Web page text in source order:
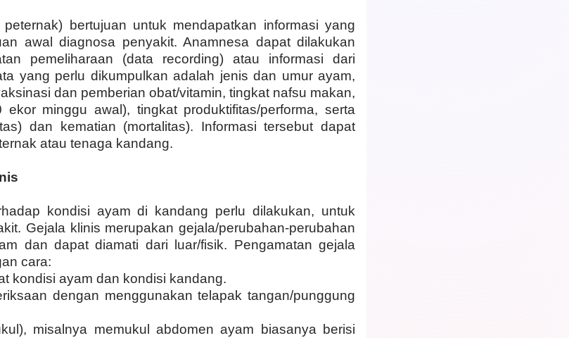
bertujuan untuk mendapatkan informasi yang
awal diagnosa penyakit. Anamnesa dapat dilakukan
pemeliharaan (data recording) atau informasi dari
yang perlu dikumpulkan adalah jenis dan umur ayam,
dan pemberian obat/vitamin, tingkat nafsu makan,
minggu awal), tingkat produktifitas/performa, serta
dan kematian (mortalitas). Informasi tersebut dapat
atau tenaga kandang.
kondisi ayam di kandang perlu dilakukan, untuk
Gejala klinis merupakan gejala/perubahan-perubahan
dan dapat diamati dari luar/fisik. Pengamatan gejala
cara:
kondisi ayam dan kondisi kandang.
dengan menggunakan telapak tangan/punggung
misalnya memukul abdomen ayam biasanya berisi